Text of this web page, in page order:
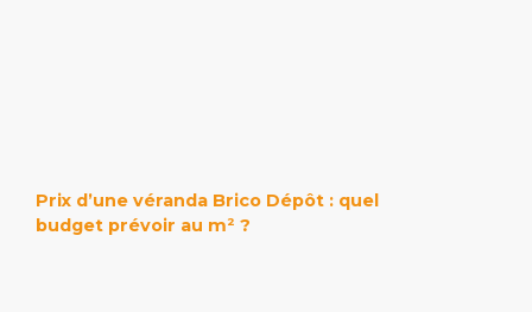
Prix d’une véranda Brico Dépôt : quel
budget prévoir au m² ?